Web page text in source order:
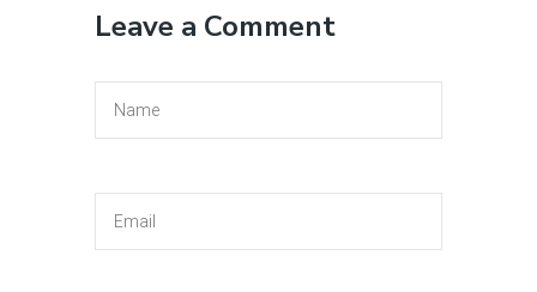
Leave a Comment